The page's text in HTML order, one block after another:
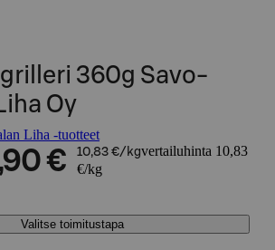
360g Savo-
Oy
Liha -tuotteet
€ 10,83 €/kgvertailuhinta 10,83
€/kg
Valitse toimitustapa